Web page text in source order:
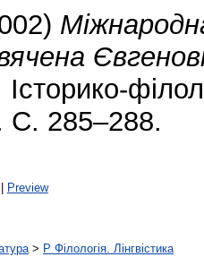
285–288.
Preview
> P Філологія. Лінгвістика